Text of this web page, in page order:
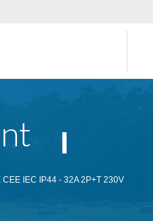
IEC IP44 - 32A 2P+T 230V